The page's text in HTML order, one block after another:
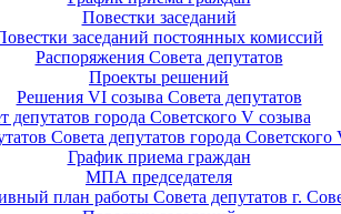
Повестки заседаний
заседаний постоянных комиссий
Распоряжения Совета депутатов
Проекты решений
Решения VI созыва Совета депутатов
депутатов города Советского V созыва
Совета депутатов города Советского
График приема граждан
МПА председателя
план работы Совета депутатов г.